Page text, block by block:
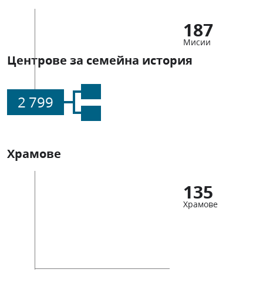
187
Мисии
Центрове за семейна история
2 799
Храмове
135
Храмове